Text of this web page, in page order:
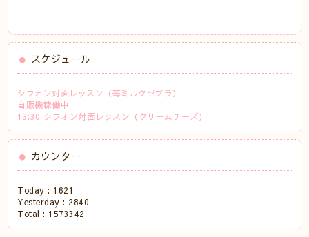
スケジュール
シフォン対面レッスン（苺ミルクゼブラ）
自販機稼働中
13:30 シフォン対面レッスン（クリームチーズ）
カウンター
Today : 1621
Yesterday : 2840
Total : 1573342